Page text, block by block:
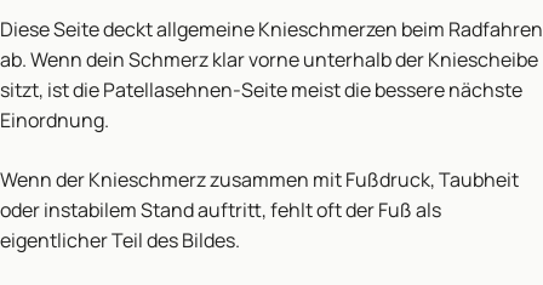
Diese Seite deckt allgemeine Knieschmerzen beim Radfahren
ab. Wenn dein Schmerz klar vorne unterhalb der Kniescheibe
sitzt, ist die Patellasehnen-Seite meist die bessere nächste
Einordnung.
Wenn der Knieschmerz zusammen mit Fußdruck, Taubheit
oder instabilem Stand auftritt, fehlt oft der Fuß als
eigentlicher Teil des Bildes.